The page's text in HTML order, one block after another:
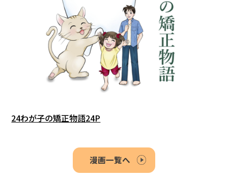
24わが子の矯正物語24P
漫画一覧へ